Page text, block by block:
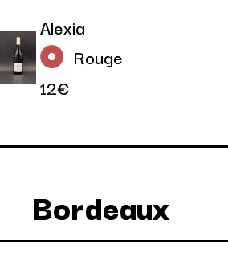
Alexia
Rouge
12€
Bordeaux